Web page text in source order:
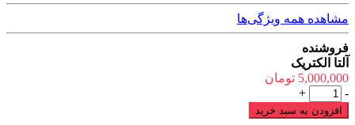
مشاهده همه ویژگی‌ها
فروشنده
آلتا الکتریک
5,000,000 تومان
پرس
کابلشو
دستی
-
+
افزودن به سبد خرید